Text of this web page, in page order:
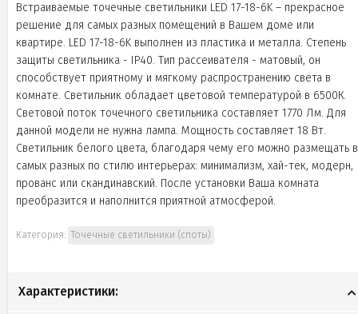
Встраиваемые точечные светильники LED 17-18-6K – прекрасное
решение для самых разных помещений в Вашем доме или
квартире. LED 17-18-6K выполнен из пластика и металла. Степень
защиты светильника - IP40. Тип рассеивателя - матовый, он
способствует приятному и мягкому распространению света в
комнате. Светильник обладает цветовой температурой в 6500К.
Световой поток точечного светильника составляет 1770 Лм. Для
данной модели не нужна лампа. Мощность составляет 18 Вт.
Светильник белого цвета, благодаря чему его можно размещать в
самых разных по стилю интерьерах: минимализм, хай-тек, модерн,
прованс или скандинавский. После установки Ваша комната
преобразится и наполнится приятной атмосферой.
Категория: Точечные светильники (споты)
Характеристики: